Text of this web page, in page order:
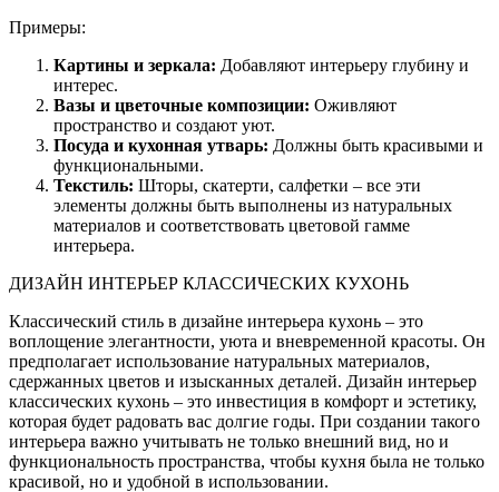
Примеры:
Картины и зеркала: Добавляют интерьеру глубину и
интерес.
Вазы и цветочные композиции: Оживляют
пространство и создают уют.
Посуда и кухонная утварь: Должны быть красивыми и
функциональными.
Текстиль: Шторы, скатерти, салфетки – все эти
элементы должны быть выполнены из натуральных
материалов и соответствовать цветовой гамме
интерьера.
ДИЗАЙН ИНТЕРЬЕР КЛАССИЧЕСКИХ КУХОНЬ
Классический стиль в дизайне интерьера кухонь – это
воплощение элегантности, уюта и вневременной красоты. Он
предполагает использование натуральных материалов,
сдержанных цветов и изысканных деталей. Дизайн интерьер
классических кухонь – это инвестиция в комфорт и эстетику,
которая будет радовать вас долгие годы. При создании такого
интерьера важно учитывать не только внешний вид, но и
функциональность пространства, чтобы кухня была не только
красивой, но и удобной в использовании.